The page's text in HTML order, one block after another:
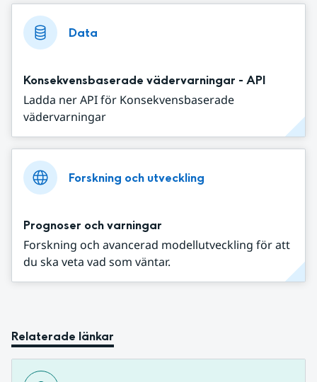
Data
Konsekvensbaserade vädervarningar - API
Ladda ner API för Konsekvensbaserade
vädervarningar
Forskning och utveckling
Prognoser och varningar
Forskning och avancerad modellutveckling för att
du ska veta vad som väntar.
Relaterade länkar